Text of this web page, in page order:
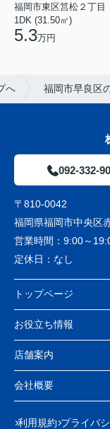
福岡市東区筥松２丁目
1DK (31.50㎡)
5.3万円
へ 福岡市早良区
092-332-
〒810-0042
福岡県福岡市中央区
営業時間： 9:00～
定休日： なし
トップページ
お役立ち情報
店舗案内
会社概要
利用規約 プライバ